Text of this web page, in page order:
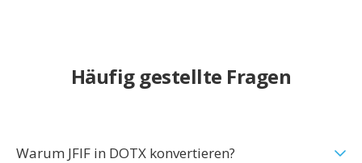
Häufig gestellte Fragen
Warum JFIF in DOTX konvertieren?